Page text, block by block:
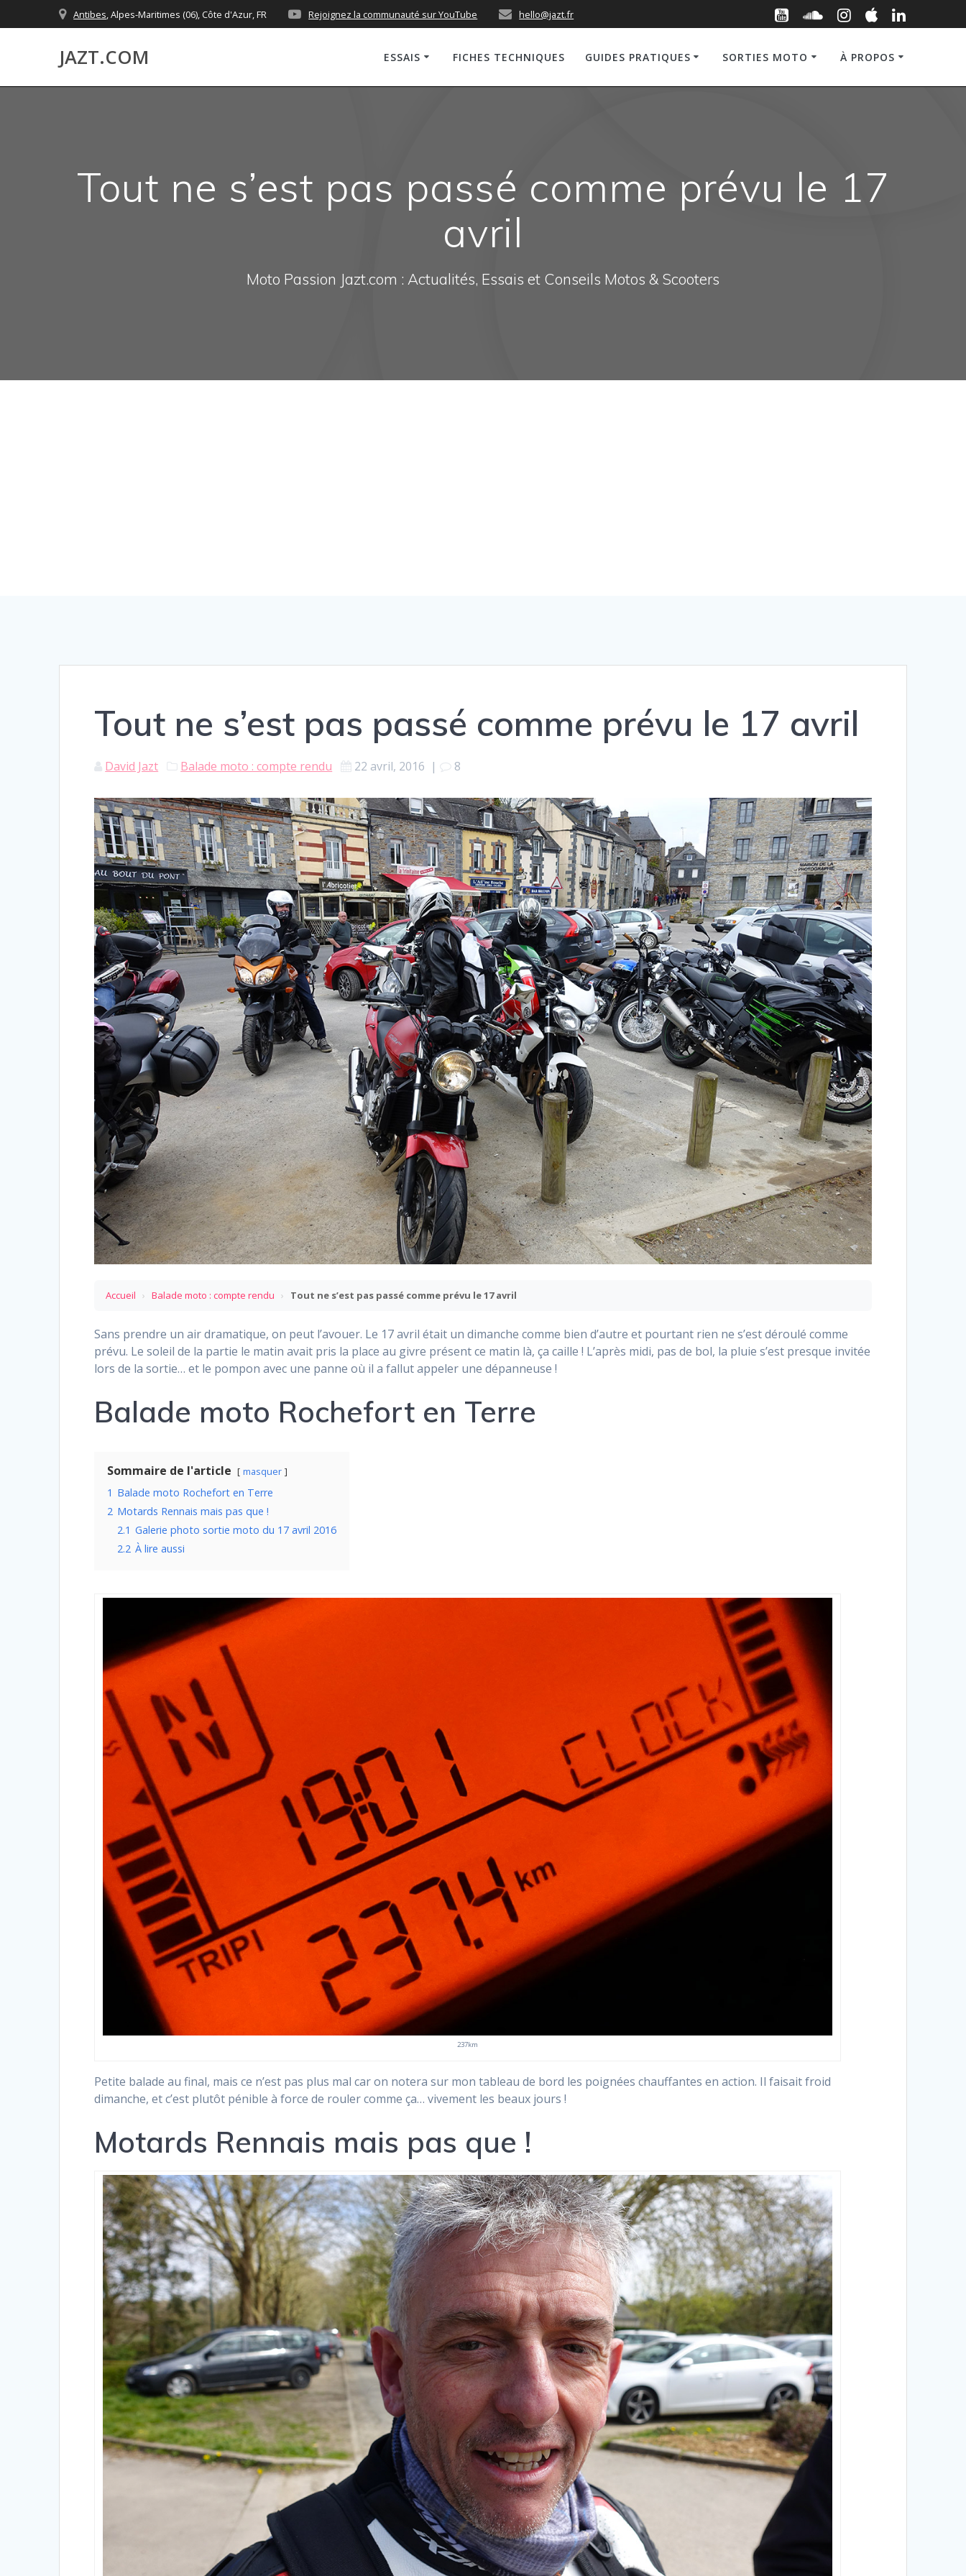
to
Antibes, Alpes-Maritimes (06), Côte d'Azur, FR Rejoignez la communauté sur YouTube hello@jazt.fr
JAZT.COM ESSAIS FICHES TECHNIQUES GUIDES PRATIQUES SORTIES MOTO À PROPOS
Tout ne s’est pas passé comme prévu le 17
avril
Moto Passion Jazt.com : Actualités, Essais et Conseils Motos & Scooters
Tout ne s’est pas passé comme prévu le 17 avril
David Jazt Balade moto : compte rendu 22 avril, 2016 | 8
Accueil › Balade moto : compte rendu › Tout ne s’est pas passé comme prévu le 17 avril
Sans prendre un air dramatique, on peut l’avouer. Le 17 avril était un dimanche comme bien d’autre et pourtant rien ne s’est déroulé comme
prévu. Le soleil de la partie le matin avait pris la place au givre présent ce matin là, ça caille ! L’après midi, pas de bol, la pluie s’est presque invitée
lors de la sortie… et le pompon avec une panne où il a fallut appeler une dépanneuse !
Balade moto Rochefort en Terre
Sommaire de l'article masquer
1 Balade moto Rochefort en Terre
2 Motards Rennais mais pas que !
2.1 Galerie photo sortie moto du 17 avril 2016
2.2 À lire aussi
237km
Petite balade au final, mais ce n’est pas plus mal car on notera sur mon tableau de bord les poignées chauffantes en action. Il faisait froid
dimanche, et c’est plutôt pénible à force de rouler comme ça… vivement les beaux jours !
Motards Rennais mais pas que !